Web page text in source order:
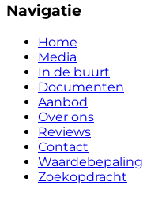
Navigatie
Home
Media
In de buurt
Documenten
Aanbod
Over ons
Reviews
Contact
Waardebepaling
Zoekopdracht